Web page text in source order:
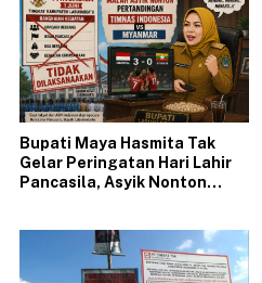
‎Bupati Maya Hasmita Tak
Gelar Peringatan Hari Lahir
Pancasila, Asyik Nonton